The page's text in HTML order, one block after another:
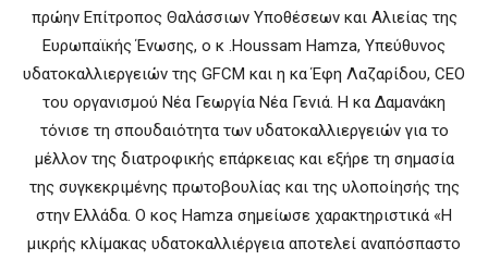
πρώην Επίτροπος Θαλάσσιων Υποθέσεων και Αλιείας της
Ευρωπαϊκής Ένωσης, ο κ .Houssam Hamza, Υπεύθυνος
υδατοκαλλιεργειών της GFCM και η κα Έφη Λαζαρίδου, CEO
του οργανισμού Νέα Γεωργία Νέα Γενιά. Η κα Δαμανάκη
τόνισε τη σπουδαιότητα των υδατοκαλλιεργειών για το
μέλλον της διατροφικής επάρκειας και εξήρε τη σημασία
της συγκεκριμένης πρωτοβουλίας και της υλοποίησής της
στην Ελλάδα. O κος Hamza σημείωσε χαρακτηριστικά «Η
μικρής κλίμακας υδατοκαλλιέργεια αποτελεί αναπόσπαστο